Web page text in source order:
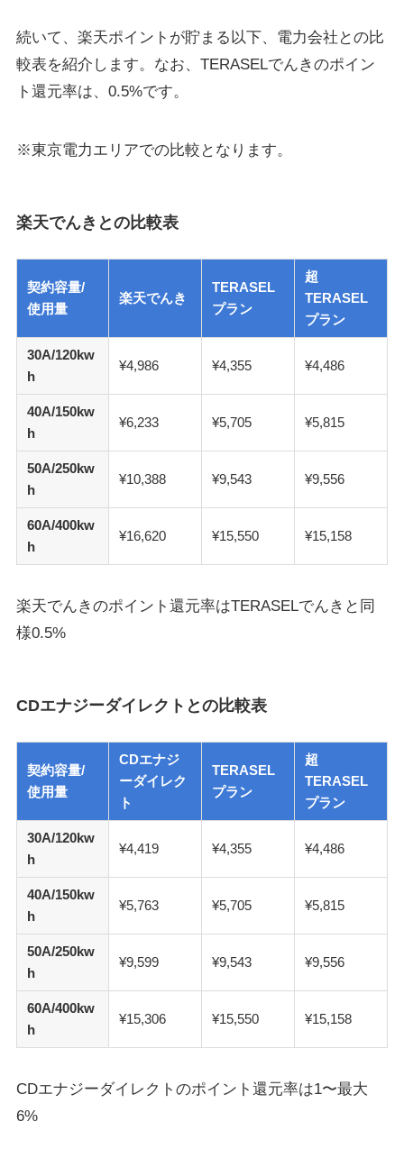
続いて、楽天ポイントが貯まる以下、電力会社との比
較表を紹介します。なお、TERASELでんきのポイン
ト還元率は、0.5%です。
※東京電力エリアでの比較となります。
楽天でんきとの比較表
契約容量/
使用量
楽天でんき
TERASEL
プラン
超
TERASEL
プラン
30A/120kw
h
¥4,986 ¥4,355 ¥4,486
40A/150kw
h
¥6,233 ¥5,705 ¥5,815
50A/250kw
h
¥10,388 ¥9,543 ¥9,556
60A/400kw
h
¥16,620 ¥15,550 ¥15,158
楽天でんきのポイント還元率はTERASELでんきと同
様0.5%
CDエナジーダイレクトとの比較表
契約容量/
使用量
CDエナジ
ーダイレク
ト
TERASEL
プラン
超
TERASEL
プラン
30A/120kw
h
¥4,419 ¥4,355 ¥4,486
40A/150kw
h
¥5,763 ¥5,705 ¥5,815
50A/250kw
h
¥9,599 ¥9,543 ¥9,556
60A/400kw
h
¥15,306 ¥15,550 ¥15,158
CDエナジーダイレクトのポイント還元率は1〜最大
6%